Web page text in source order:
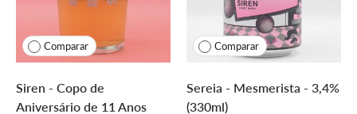
Comparar
Siren - Copo de
Aniversário de 11 Anos
Comparar
Sereia - Mesmerista - 3,4%
(330ml)